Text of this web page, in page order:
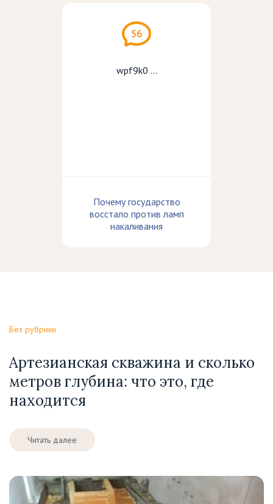
56
wpf9k0 ...
Почему государство
восстало против ламп
накаливания
Без рубрики
Артезианская скважина и сколько
метров глубина: что это, где
находится
Читать далее